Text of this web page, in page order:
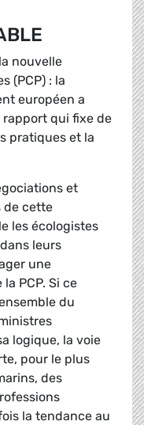
nouvelle
(PCP) : la
européen a
rapport qui fixe de
pratiques et la
et
de cette
les écologistes
leurs
une
PCP. Si ce
du
logique, la voie
pour le plus
des
la tendance au